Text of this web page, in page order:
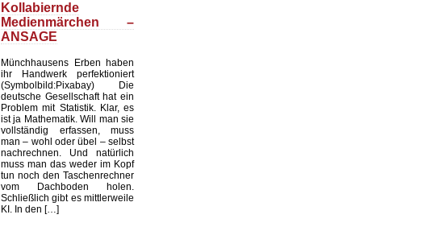
Kollabiernde
Medienmärchen –
ANSAGE
Münchhausens Erben haben
ihr Handwerk perfektioniert
(Symbolbild:Pixabay) Die
deutsche Gesellschaft hat ein
Problem mit Statistik. Klar, es
ist ja Mathematik. Will man sie
vollständig erfassen, muss
man – wohl oder übel – selbst
nachrechnen. Und natürlich
muss man das weder im Kopf
tun noch den Taschenrechner
vom Dachboden holen.
Schließlich gibt es mittlerweile
KI. In den […]